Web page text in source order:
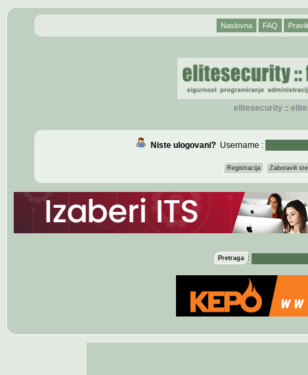
Naslovna FAQ
elitesecurity::
Niste ulogovani?Username :
Registracija Zaboravili
Pretraga :